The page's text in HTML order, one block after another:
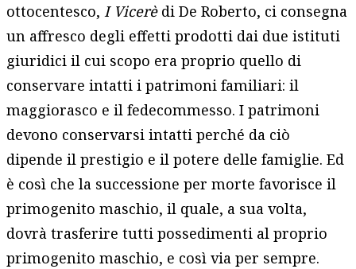
ottocentesco,I Vicerèdi De Roberto, ci consegna
un affresco degli effetti prodotti dai due istituti
giuridici il cui scopo era proprio quello di
conservare intatti i patrimoni familiari: il
maggiorasco e il fedecommesso. I patrimoni
devono conservarsi intatti perché da ciò
dipende il prestigio e il potere delle famiglie. Ed
è così che la successione per morte favorisce il
primogenito maschio, il quale, a sua volta,
dovrà trasferire tutti possedimenti al proprio
primogenito maschio, e così via per sempre.